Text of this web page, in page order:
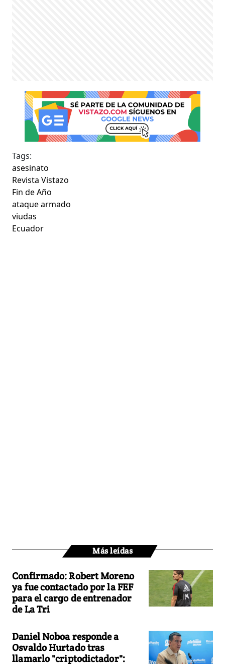
Tags:
asesinato
Revista Vistazo
Fin de Año
ataque armado
viudas
Ecuador
Más leídas
Confirmado: Robert Moreno
ya fue contactado por la FEF
para el cargo de entrenador
de La Tri
Daniel Noboa responde a
Osvaldo Hurtado tras
llamarlo "criptodictador":